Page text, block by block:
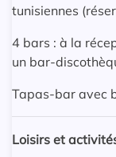
tunisiennes
4 bars : à la
un bar-
Tapas-bar avec
Loisirs et